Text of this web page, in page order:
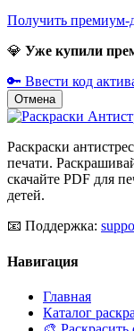
Получить премиум-
💎 Уже купили
🔑 Ввести код
Отмена
Раскраски
печати.
скачайте PDF для
детей.
📧 Поддержка:
Навигация
Главная
Каталог